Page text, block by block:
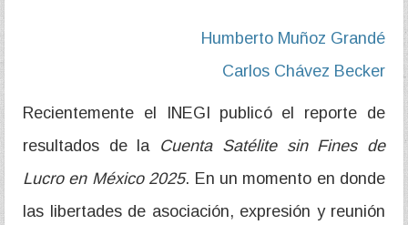
Humberto Muñoz Grandé
Carlos Chávez Becker
Recientemente el INEGI publicó el reporte de
resultados de la Cuenta Satélite sin Fines de
Lucro en México 2025. En un momento en donde
las libertades de asociación, expresión y reunión